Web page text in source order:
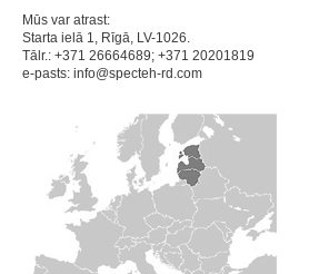
Mūs var atrast:
Starta ielā 1, Rīgā, LV-1026.
Tālr.: +371 26664689; +371 20201819
e-pasts: info@specteh-rd.com